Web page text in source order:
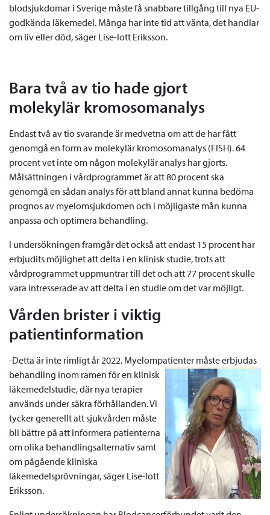
blodsjukdomar i Sverige måste få snabbare tillgång till nya EU-
godkända läkemedel. Många har inte tid att vänta, det handlar
om liv eller död, säger Lise-lott Eriksson.
Bara två av tio hade gjort
molekylär kromosomanalys
Endast två av tio svarande är medvetna om att de har fått
genomgå en form av molekylär kromosomanalys (FISH). 64
procent vet inte om någon molekylär analys har gjorts.
Målsättningen i vårdprogrammet är att 80 procent ska
genomgå en sådan analys för att bland annat kunna bedöma
prognos av myelomsjukdomen och i möjligaste mån kunna
anpassa och optimera behandling.
I undersökningen framgår det också att endast 15 procent har
erbjudits möjlighet att delta i en klinisk studie, trots att
vårdprogrammet uppmuntrar till det och att 77 procent skulle
vara intresserade av att delta i en studie om det var möjligt.
Vården brister i viktig
patientinformation
-Detta är inte rimligt år 2022. Myelompatienter måste erbjudas
behandling inom ramen för en klinisk
läkemedelstudie, där nya terapier
används under säkra förhållanden. Vi
tycker generellt att sjukvården måste
bli bättre på att informera patienterna
om olika behandlingsalternativ samt
om pågående kliniska
läkemedelsprövningar, säger Lise-lott
Eriksson.